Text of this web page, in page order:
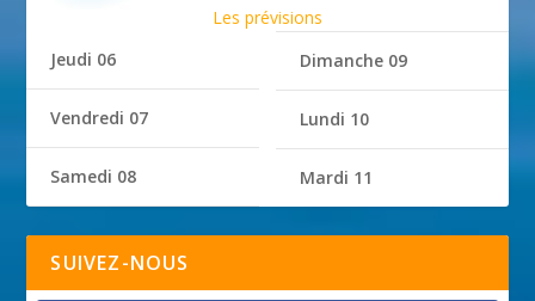
Les prévisions
Jeudi 06
Vendredi 07
Samedi 08
Dimanche 09
Lundi 10
Mardi 11
SUIVEZ-NOUS